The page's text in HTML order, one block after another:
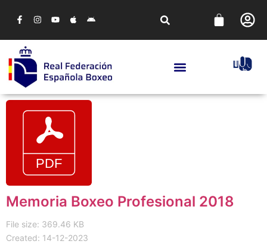
Memoria Boxeo Profesional 2018
File size: 369.46 KB
Created: 14-12-2023